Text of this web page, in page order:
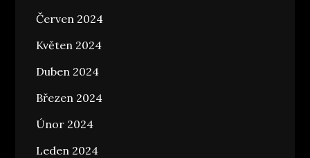
Červen 2024
Květen 2024
Duben 2024
Březen 2024
Únor 2024
Leden 2024